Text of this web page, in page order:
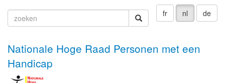
fr nl de
zoeken
Nationale Hoge Raad Personen met een
Handicap